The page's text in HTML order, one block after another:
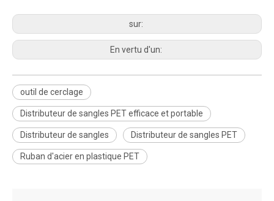
sur:
En vertu d'un:
outil de cerclage
Distributeur de sangles PET efficace et portable
Distributeur de sangles Distributeur de sangles PET
Ruban d'acier en plastique PET